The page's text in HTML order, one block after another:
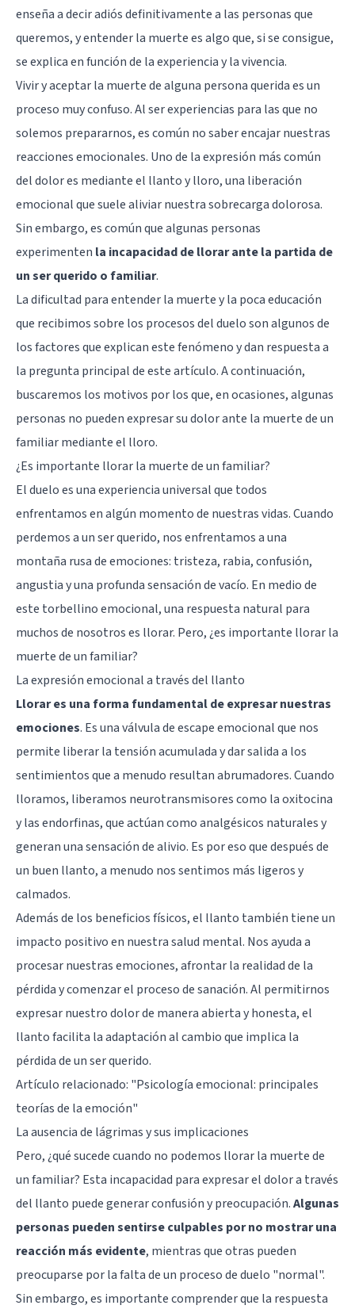
enseña a decir adiós definitivamente a las personas que
queremos, y entender la muerte es algo que, si se consigue,
se explica en función de la experiencia y la vivencia.
Vivir y aceptar la muerte de alguna persona querida es un
proceso muy confuso. Al ser experiencias para las que no
solemos prepararnos, es común no saber encajar nuestras
reacciones emocionales. Uno de la expresión más común
del dolor es mediante el llanto y lloro, una liberación
emocional que suele aliviar nuestra sobrecarga dolorosa.
Sin embargo, es común que algunas personas
experimenten la incapacidad de llorar ante la partida de
un ser querido o familiar.
La dificultad para entender la muerte y la poca educación
que recibimos sobre los procesos deldueloson algunos de
los factores que explican este fenómeno y dan respuesta a
la pregunta principal de este artículo. A continuación,
buscaremos los motivos por los que, en ocasiones, algunas
personas no pueden expresar su dolor ante la muerte de un
familiar mediante el lloro.
¿Es importante llorar la muerte de un familiar?
El duelo es una experiencia universal que todos
enfrentamos en algún momento de nuestras vidas. Cuando
perdemos a un ser querido, nos enfrentamos a una
montaña rusa de emociones: tristeza, rabia, confusión,
angustia y una profunda sensación de vacío. En medio de
este torbellino emocional, una respuesta natural para
muchos de nosotros es llorar. Pero, ¿es importante llorar la
muerte de un familiar?
La expresión emocional a través del llanto
Llorar es una forma fundamental de expresar nuestras
emociones. Es una válvula de escape emocional que nos
permite liberar la tensión acumulada y dar salida a los
sentimientos que a menudo resultan abrumadores. Cuando
lloramos, liberamos neurotransmisores como la oxitocina
y las endorfinas, que actúan como analgésicos naturales y
generan una sensación de alivio. Es por eso que después de
un buen llanto, a menudo nos sentimos más ligeros y
calmados.
Además de los beneficios físicos, el llanto también tiene un
impacto positivo en nuestra salud mental. Nos ayuda a
procesar nuestras emociones, afrontar la realidad de la
pérdida y comenzar el proceso de sanación. Al permitirnos
expresar nuestro dolor de manera abierta y honesta, el
llanto facilita la adaptación al cambio que implica la
pérdida de un ser querido.
Artículo relacionado: "Psicología emocional: principales
teorías de la emoción"
La ausencia de lágrimas y sus implicaciones
Pero, ¿qué sucede cuando no podemos llorar la muerte de
un familiar? Esta incapacidad para expresar el dolor a través
del llanto puede generar confusión y preocupación.Algunas
personas pueden sentirse culpables por no mostrar una
reacción más evidente, mientras que otras pueden
preocuparse por la falta de un proceso de duelo "normal".
Sin embargo, es importante comprender que la respuesta